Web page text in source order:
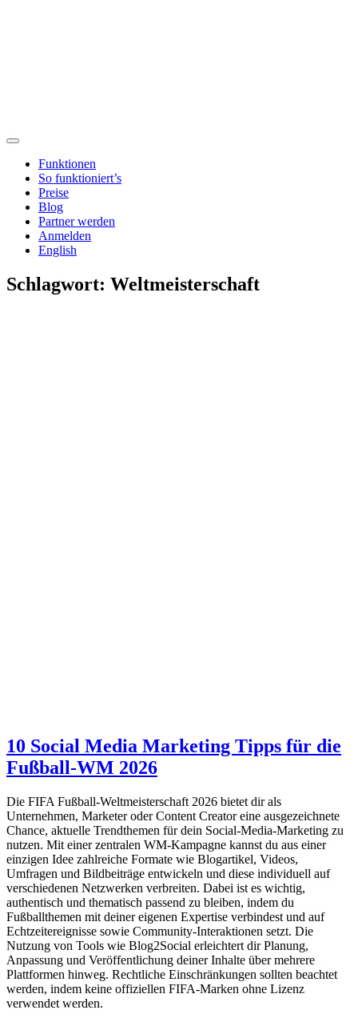
Funktionen
So funktioniert’s
Preise
Blog
Partner werden
Anmelden
English
Schlagwort: Weltmeisterschaft
10 Social Media Marketing Tipps für die
Fußball-WM 2026
Die FIFA Fußball-Weltmeisterschaft 2026 bietet dir als
Unternehmen, Marketer oder Content Creator eine ausgezeichnete
Chance, aktuelle Trendthemen für dein Social-Media-Marketing zu
nutzen. Mit einer zentralen WM-Kampagne kannst du aus einer
einzigen Idee zahlreiche Formate wie Blogartikel, Videos,
Umfragen und Bildbeiträge entwickeln und diese individuell auf
verschiedenen Netzwerken verbreiten. Dabei ist es wichtig,
authentisch und thematisch passend zu bleiben, indem du
Fußballthemen mit deiner eigenen Expertise verbindest und auf
Echtzeitereignisse sowie Community-Interaktionen setzt. Die
Nutzung von Tools wie Blog2Social erleichtert dir Planung,
Anpassung und Veröffentlichung deiner Inhalte über mehrere
Plattformen hinweg. Rechtliche Einschränkungen sollten beachtet
werden, indem keine offiziellen FIFA-Marken ohne Lizenz
verwendet werden.